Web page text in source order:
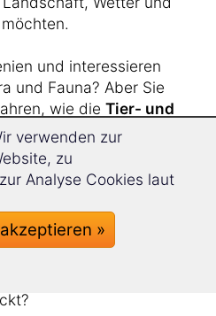
und interessieren
und Fauna? Aber Sie
wie die Tier- und
heißen?
im Original an
größeren
verwenden zur
zu
Analyse Cookies laut
»